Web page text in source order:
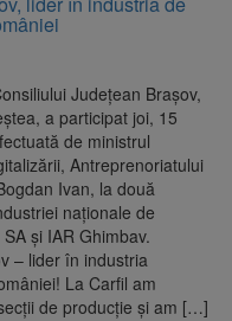
acordă
11,68 lei
„Ecoul
Judeţean Braşov,
a participat joi, 15
de ministrul
Antreprenoriatului
Ivan, la două
naționale de
şi IAR Ghimbav.
– lider în industria
La Carfil am
de producţie şi am […]